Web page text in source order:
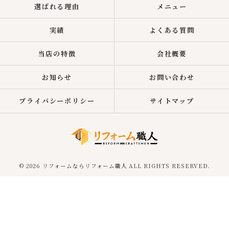
選ばれる理由 メニュー
実績 よくある質問
当店の特徴 会社概要
お知らせ お問い合わせ
プライバシーポリシー サイトマップ
© 2026 リフォームならリフォーム職人 ALL RIGHTS RESERVED.